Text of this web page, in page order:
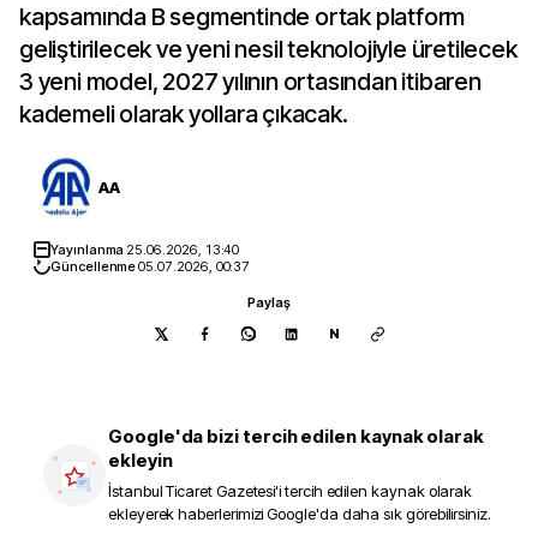
kapsamında B segmentinde ortak platform
geliştirilecek ve yeni nesil teknolojiyle üretilecek
3 yeni model, 2027 yılının ortasından itibaren
kademeli olarak yollara çıkacak.
AA
Yayınlanma 25.06.2026, 13:40
Güncellenme05.07.2026, 00:37
Paylaş
N
Google'da bizi tercih edilen kaynak olarak
ekleyin
İstanbul Ticaret Gazetesi'i tercih edilen kaynak olarak
ekleyerek haberlerimizi Google'da daha sık görebilirsiniz.